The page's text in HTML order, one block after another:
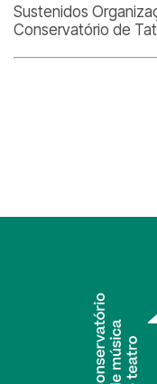
Sustenidos
Conservatório de